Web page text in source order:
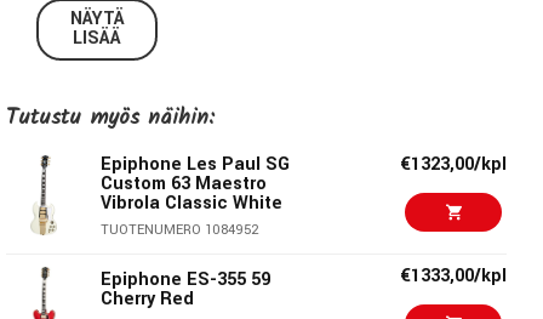
Greeny Burst on tribuutti yhdelle maailman kuuluisimmista
Les Pauleista. Alkuperäinen “Greeny” on kitaralegenda, joka
Metallican Kirk Hammettin käsissä. Sen lämmin, mutta
pureva soundi ja ikoninen ulkonäkö tekevät siitä yhden
kaikkien aikojen tunnistettavimmista Les Paul -kitaroista.
Tämä Epiphonen ja Gibson Custom Shopin yhteistyössä
toteutettu malli tuo legendan ulottuville pelaajille kaikkialla
Rakennettu legendaarista soitettavuutta varten
NÄYTÄ
LISÄÄ
Tutustu myös näihin:
Epiphone Les Paul SG
Custom 63 Maestro
Vibrola Classic White
TUOTENUMERO 1084952
€1323,00/kpl
Epiphone ES-355 59
Cherry Red
€1333,00/kpl